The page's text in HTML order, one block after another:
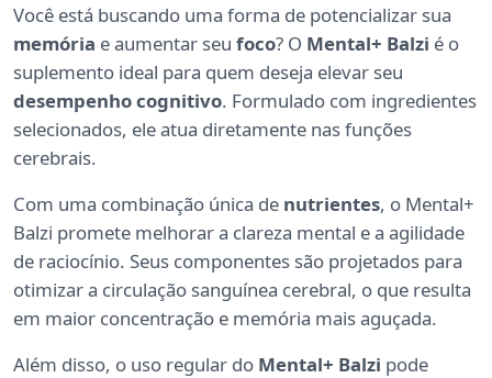
Você está buscando uma forma de potencializar sua
memória e aumentar seu foco? O Mental+ Balzi é o
suplemento ideal para quem deseja elevar seu
desempenho cognitivo. Formulado com ingredientes
selecionados, ele atua diretamente nas funções
cerebrais.
Com uma combinação única de nutrientes, o Mental+
Balzi promete melhorar a clareza mental e a agilidade
de raciocínio. Seus componentes são projetados para
otimizar a circulação sanguínea cerebral, o que resulta
em maior concentração e memória mais aguçada.
Além disso, o uso regular do Mental+ Balzi pode